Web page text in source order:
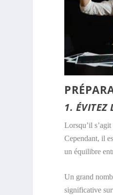
1. ÉVITEZ
Lorsqu’il
Cependant, il
un équilibre
Un grand
significative